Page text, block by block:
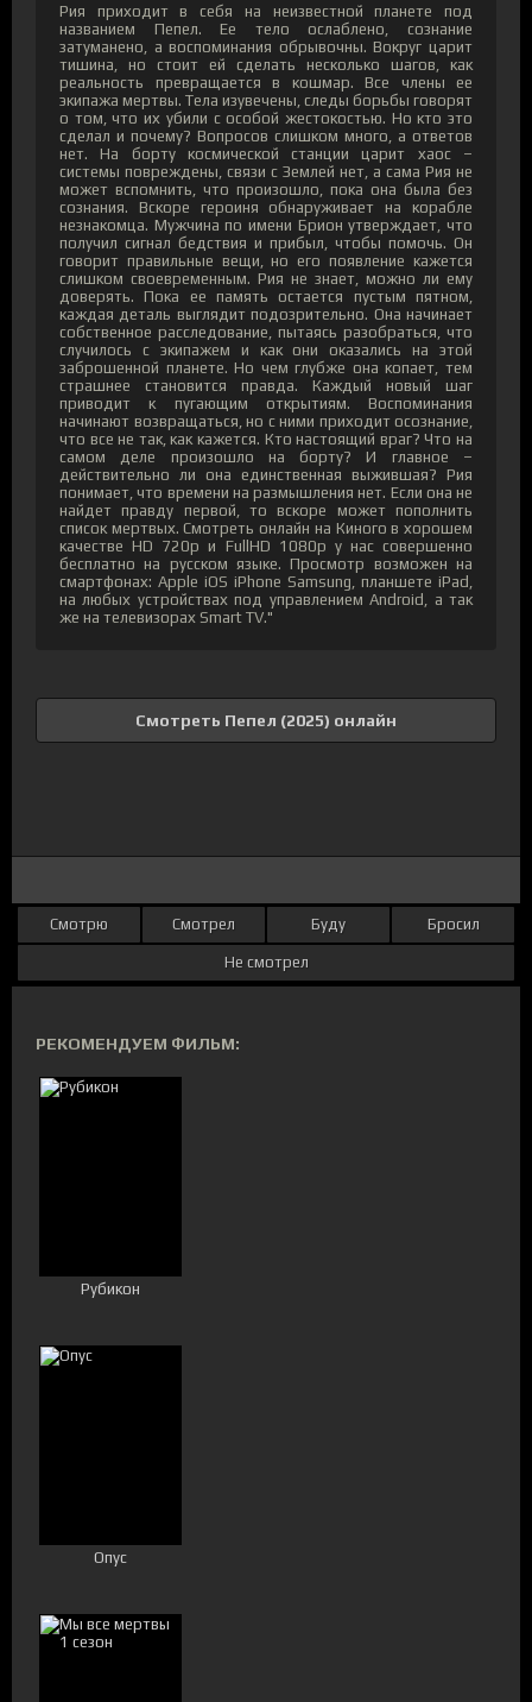
Рия приходит в себя на неизвестной планете под
названием Пепел. Ее тело ослаблено, сознание
затуманено, а воспоминания обрывочны. Вокруг царит
тишина, но стоит ей сделать несколько шагов, как
реальность превращается в кошмар. Все члены ее
экипажа мертвы. Тела изувечены, следы борьбы говорят
о том, что их убили с особой жестокостью. Но кто это
сделал и почему? Вопросов слишком много, а ответов
нет. На борту космической станции царит хаос –
системы повреждены, связи с Землей нет, а сама Рия не
может вспомнить, что произошло, пока она была без
сознания. Вскоре героиня обнаруживает на корабле
незнакомца. Мужчина по имени Брион утверждает, что
получил сигнал бедствия и прибыл, чтобы помочь. Он
говорит правильные вещи, но его появление кажется
слишком своевременным. Рия не знает, можно ли ему
доверять. Пока ее память остается пустым пятном,
каждая деталь выглядит подозрительно. Она начинает
собственное расследование, пытаясь разобраться, что
случилось с экипажем и как они оказались на этой
заброшенной планете. Но чем глубже она копает, тем
страшнее становится правда. Каждый новый шаг
приводит к пугающим открытиям. Воспоминания
начинают возвращаться, но с ними приходит осознание,
что все не так, как кажется. Кто настоящий враг? Что на
самом деле произошло на борту? И главное –
действительно ли она единственная выжившая? Рия
понимает, что времени на размышления нет. Если она не
найдет правду первой, то вскоре может пополнить
список мертвых. Смотреть онлайн на Киного в хорошем
качестве HD 720p и FullHD 1080p у нас совершенно
бесплатно на русском языке. Просмотр возможен на
смартфонах: Apple iOS iPhone Samsung, планшете iPad,
на любых устройствах под управлением Android, а так
же на телевизорах Smart TV."
Смотреть Пепел (2025) онлайн
Смотрю Смотрел Буду Бросил
Не смотрел
РЕКОМЕНДУЕМ ФИЛЬМ:
Рубикон
Опус